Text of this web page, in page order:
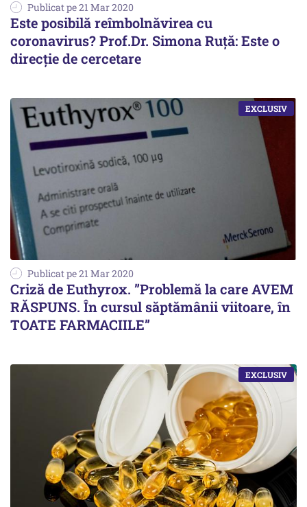
Publicat pe 21 Mar 2020
Este posibilă reîmbolnăvirea cu
coronavirus? Prof.Dr. Simona Ruță: Este o
direcție de cercetare
Publicat pe 21 Mar 2020
Criză de Euthyrox. ”Problemă la care AVEM
RĂSPUNS. În cursul săptămânii viitoare, în
TOATE FARMACIILE”